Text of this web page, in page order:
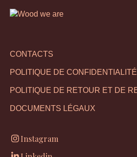
CONTACTS
POLITIQUE DE
POLITIQUE DE RETOUR ET DE
DOCUMENTS LÉGAUX
Instagram